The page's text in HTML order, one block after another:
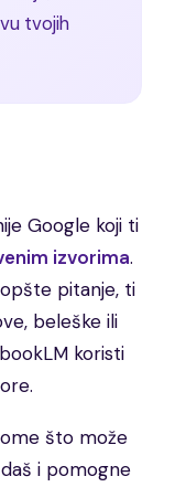
tvojih
Google koji ti
izvorima.
pitanje, ti
beleške ili
koristi
što može
i pomogne